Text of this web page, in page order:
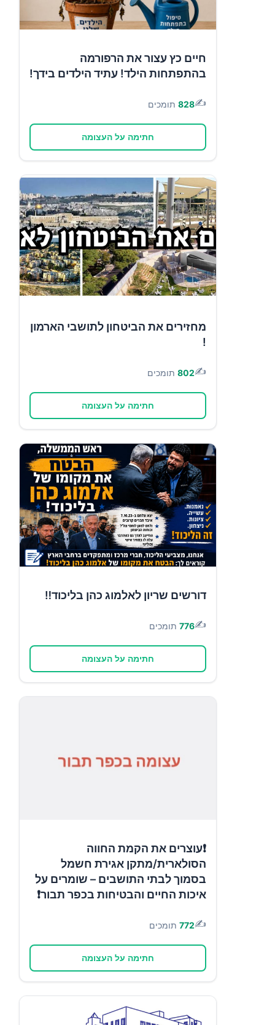
חיים כץ עצור את הרפורמה
בהתפתחות הילד! עתיד הילדים בידך!
✍️
828 תומכים
חתימה על העצומה
מחזירים את הביטחון לתושבי הארמון
!
✍️
802 תומכים
חתימה על העצומה
דורשים שריון לאלמוג כהן בליכוד‼️
✍️
776 תומכים
חתימה על העצומה
❗עוצרים את הקמת החווה
הסולארית/מתקן אגירת חשמל
בסמוך לבתי התושבים – שומרים על
איכות החיים והבטיחות בכפר תבור❗
✍️
772 תומכים
חתימה על העצומה